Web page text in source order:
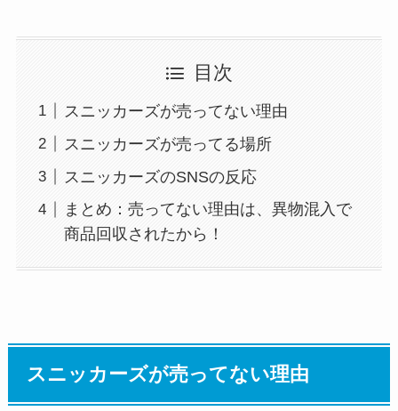
目次
スニッカーズが売ってない理由
スニッカーズが売ってる場所
スニッカーズのSNSの反応
まとめ：売ってない理由は、異物混入で
商品回収されたから！
スニッカーズが売ってない理由